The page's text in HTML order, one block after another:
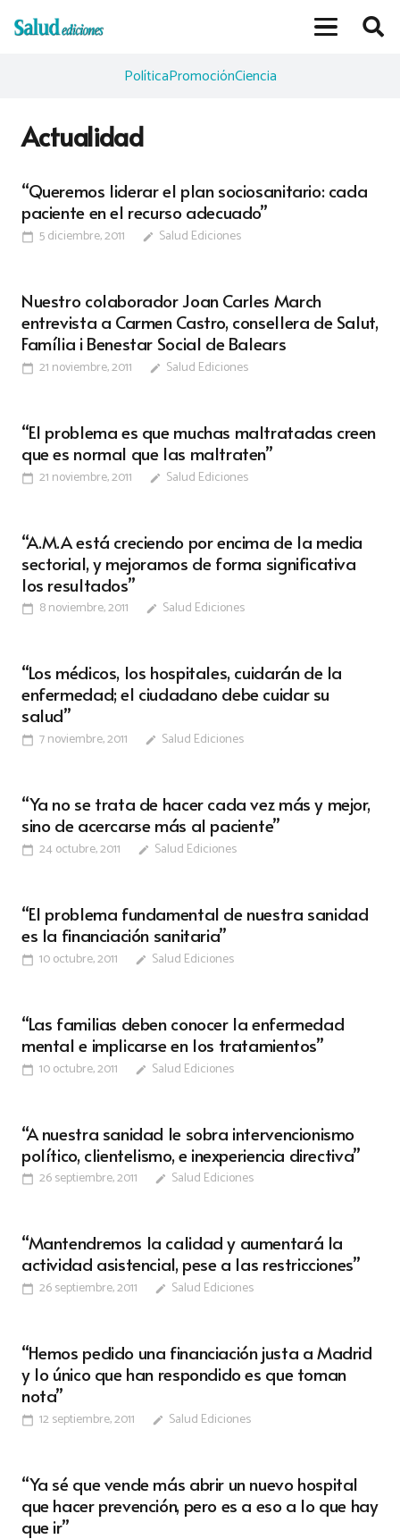
PolíticaPromociónCiencia
Actualidad
“Queremos liderar el plan sociosanitario: cada
paciente en el recurso adecuado”
calendar_today 5 diciembre, 2011 edit Salud Ediciones
Nuestro colaborador Joan Carles March
entrevista a Carmen Castro, consellera de Salut,
Família i Benestar Social de Balears
calendar_today 21 noviembre, 2011 edit Salud Ediciones
“El problema es que muchas maltratadas creen
que es normal que las maltraten”
calendar_today 21 noviembre, 2011 edit Salud Ediciones
“A.M.A está creciendo por encima de la media
sectorial, y mejoramos de forma significativa
los resultados”
calendar_today 8 noviembre, 2011 edit Salud Ediciones
“Los médicos, los hospitales, cuidarán de la
enfermedad; el ciudadano debe cuidar su
salud”
calendar_today 7 noviembre, 2011 edit Salud Ediciones
“Ya no se trata de hacer cada vez más y mejor,
sino de acercarse más al paciente”
calendar_today 24 octubre, 2011 edit Salud Ediciones
“El problema fundamental de nuestra sanidad
es la financiación sanitaria”
calendar_today 10 octubre, 2011 edit Salud Ediciones
“Las familias deben conocer la enfermedad
mental e implicarse en los tratamientos”
calendar_today 10 octubre, 2011 edit Salud Ediciones
“A nuestra sanidad le sobra intervencionismo
político, clientelismo, e inexperiencia directiva”
calendar_today 26 septiembre, 2011 edit Salud Ediciones
“Mantendremos la calidad y aumentará la
actividad asistencial, pese a las restricciones”
calendar_today 26 septiembre, 2011 edit Salud Ediciones
“Hemos pedido una financiación justa a Madrid
y lo único que han respondido es que toman
nota”
calendar_today 12 septiembre, 2011 edit Salud Ediciones
“Ya sé que vende más abrir un nuevo hospital
que hacer prevención, pero es a eso a lo que hay
que ir”